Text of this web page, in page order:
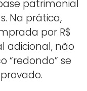
patrimonial
Na prática,
por R$
adicional, não
“redondo” se